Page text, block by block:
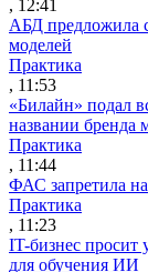
, 12:41
АБД предложила
моделей
Практика
, 11:53
«Билайн» подал
названии бренда
Практика
, 11:44
ФАС запретила
Практика
, 11:23
IT-бизнес просит
для обучения ИИ